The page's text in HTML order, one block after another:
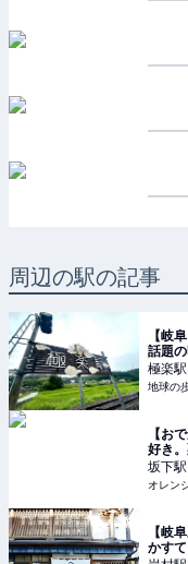
周辺の駅の記事
【岐
話題
極楽駅
地球の
【お
好き
の発
坂下駅
オレン
【岐
かす